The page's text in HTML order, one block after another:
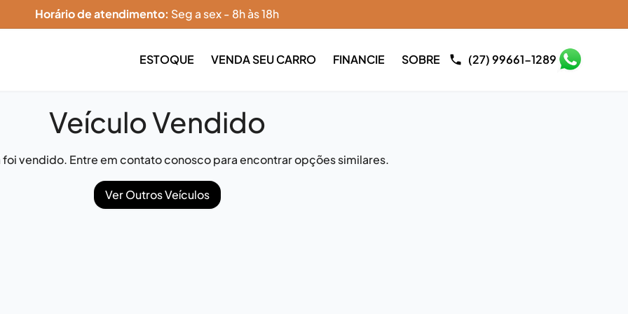
Horário de atendimento: Seg a sex - 8h às 18h
ESTOQUE VENDA SEU CARRO FINANCIE SOBRE (27) 99661-1289
Veículo Vendido
foi vendido. Entre em contato conosco para encontrar opções similares.
Ver Outros Veículos